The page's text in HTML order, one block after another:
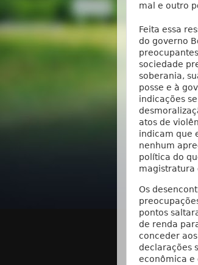
mal e outro
Feita essa
do governo
sociedade
soberania,
posse e à
indicações
atos de
indicam que
nenhum
política do
magistratura
Os
pontos
de renda
conceder
declarações
econômica e